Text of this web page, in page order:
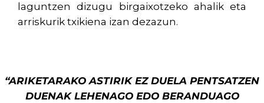
laguntzen dizugu birgaixotzeko ahalik eta
arriskurik txikiena izan dezazun.
“ARIKETARAKO ASTIRIK EZ DUELA PENTSATZEN
DUENAK LEHENAGO EDO BERANDUAGO